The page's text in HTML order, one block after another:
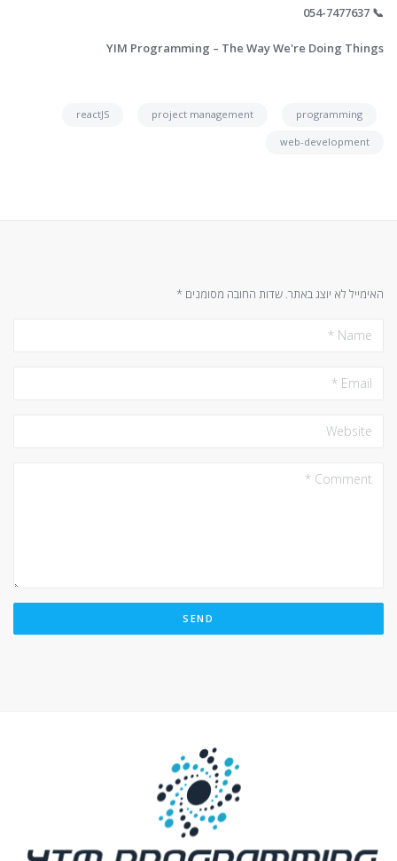
📞 054-7477637
YIM Programming – The Way We're Doing Things
programming
project management
reactJS
web-development
האימייל לא יוצג באתר. שדות החובה מסומנים *